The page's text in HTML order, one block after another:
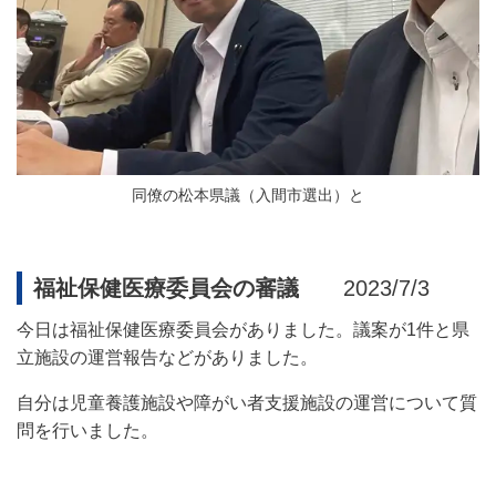
同僚の松本県議（入間市選出）と
福祉保健医療委員会の審議 2023/7/3
今日は福祉保健医療委員会がありました。議案が1件と県
立施設の運営報告などがありました。
自分は児童養護施設や障がい者支援施設の運営について質
問を行いました。